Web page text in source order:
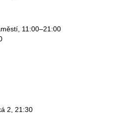
11:00–21:00
2, 21:30